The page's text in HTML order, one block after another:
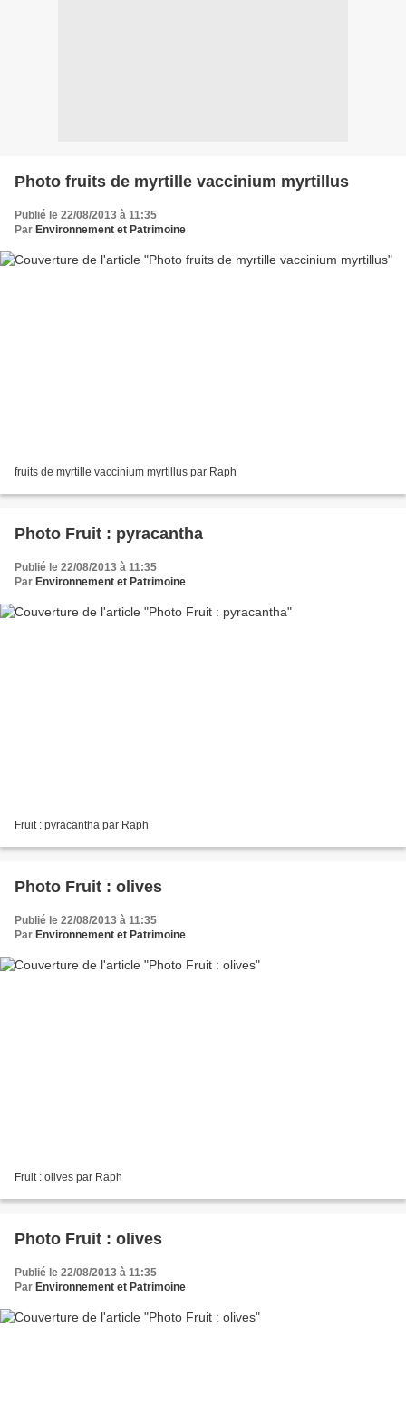
Photo fruits de myrtille vaccinium myrtillus
Publié le 22/08/2013 à 11:35
Par Environnement et Patrimoine
fruits de myrtille vaccinium myrtillus par Raph
Photo Fruit : pyracantha
Publié le 22/08/2013 à 11:35
Par Environnement et Patrimoine
Fruit : pyracantha par Raph
Photo Fruit : olives
Publié le 22/08/2013 à 11:35
Par Environnement et Patrimoine
Fruit : olives par Raph
Photo Fruit : olives
Publié le 22/08/2013 à 11:35
Par Environnement et Patrimoine